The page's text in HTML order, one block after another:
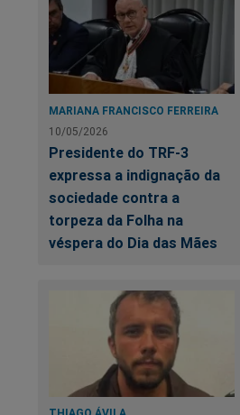
MARIANA FRANCISCO FERREIRA
10/05/2026
Presidente do TRF-3
expressa a indignação da
sociedade contra a
torpeza da Folha na
véspera do Dia das Mães
THIAGO ÁVILA